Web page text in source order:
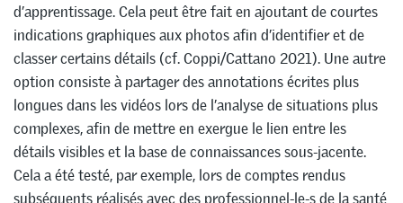
d’apprentissage. Cela peut être fait en ajoutant de courtes
indications graphiques aux photos afin d’identifier et de
classer certains détails (cf. Coppi/Cattano 2021). Une autre
option consiste à partager des annotations écrites plus
longues dans les vidéos lors de l’analyse de situations plus
complexes, afin de mettre en exergue le lien entre les
détails visibles et la base de connaissances sous-jacente.
Cela a été testé, par exemple, lors de comptes rendus
subséquents réalisés avec des professionnel-le-s de la santé